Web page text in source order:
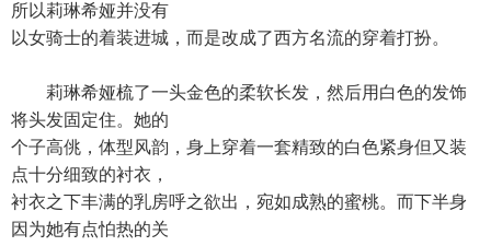
所以莉琳希娅并没有
以女骑士的着装进城，而是改成了西方名流的穿着打扮。
莉琳希娅梳了一头金色的柔软长发，然后用白色的发饰
将头发固定住。她的
个子高佻，体型风韵，身上穿着一套精致的白色紧身但又装
点十分细致的衬衣，
衬衣之下丰满的乳房呼之欲出，宛如成熟的蜜桃。而下半身
因为她有点怕热的关